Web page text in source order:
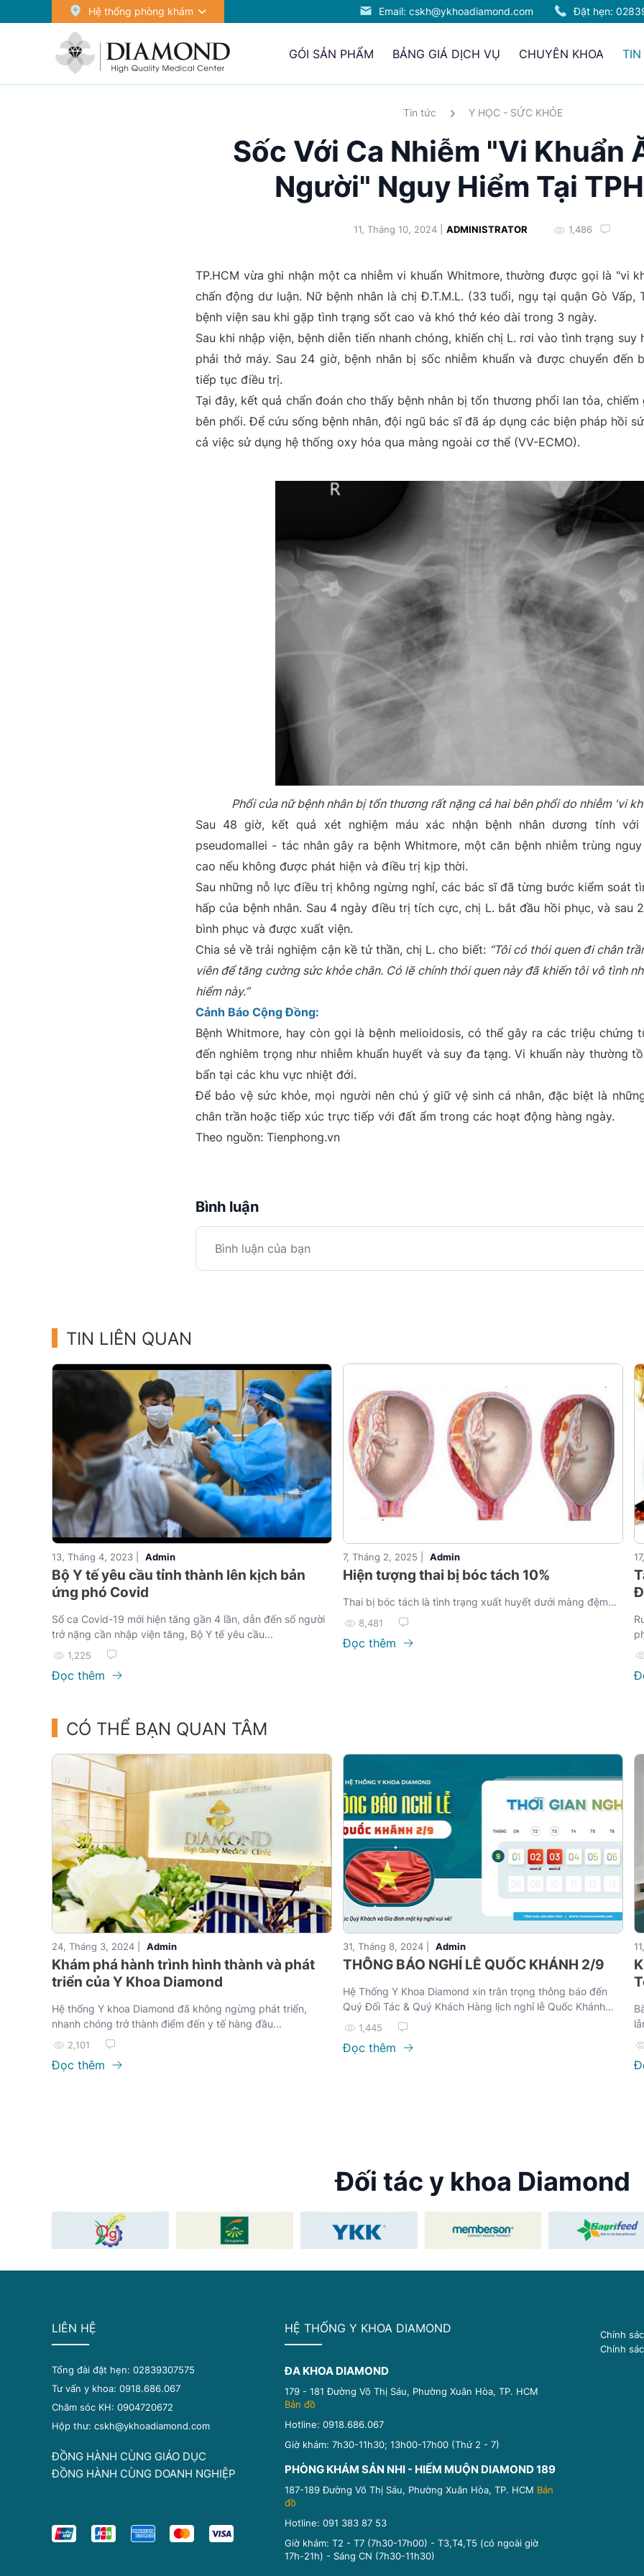
Hệ thống phòng khám Email: cskh@ykhoadiamond.com Đặt hẹn:
GÓI SẢN PHẨM BẢNG GIÁ DỊCH VỤ CHUYÊN KHOA
Tin tức Y HỌC - SỨC KHỎE
Sốc Với Ca Nhiễm "Vi Khuẩn
Người" Nguy Hiểm Tại
11, Tháng 10, 2024 | ADMINISTRATOR 1,486
TP.HCM vừa ghi nhận một ca nhiễm vi khuẩn Whitmore, thường được gọi là "vi
chấn động dư luận. Nữ bệnh nhân là chị Đ.T.M.L. (33 tuổi, ngụ tại quận Gò Vấp,
bệnh viện sau khi gặp tình trạng sốt cao và khó thở kéo dài trong 3 ngày.
Sau khi nhập viện, bệnh diễn tiến nhanh chóng, khiến chị L. rơi vào tình trạng suy
phải thở máy. Sau 24 giờ, bệnh nhân bị sốc nhiễm khuẩn và được chuyển đến
tiếp tục điều trị.
Tại đây, kết quả chẩn đoán cho thấy bệnh nhân bị tổn thương phổi lan tỏa, chiếm
bên phổi. Để cứu sống bệnh nhân, đội ngũ bác sĩ đã áp dụng các biện pháp hồi
cả việc sử dụng hệ thống oxy hóa qua màng ngoài cơ thể (VV-ECMO).
Phổi của nữ bệnh nhân bị tổn thương rất nặng cả hai bên phổi do nhiễm 'vi
Sau 48 giờ, kết quả xét nghiệm máu xác nhận bệnh nhân dương tính với
pseudomallei - tác nhân gây ra bệnh Whitmore, một căn bệnh nhiễm trùng
cao nếu không được phát hiện và điều trị kịp thời.
Sau những nỗ lực điều trị không ngừng nghỉ, các bác sĩ đã từng bước kiểm soát
hấp của bệnh nhân. Sau 4 ngày điều trị tích cực, chị L. bắt đầu hồi phục, và sau
bình phục và được xuất viện.
Chia sẻ về trải nghiệm cận kề tử thần, chị L. cho biết: “Tôi có thói quen đi chân
viên để tăng cường sức khỏe chân. Có lẽ chính thói quen này đã khiến tôi vô tình
hiểm này.”
Cảnh Báo Cộng Đồng:
Bệnh Whitmore, hay còn gọi là bệnh melioidosis, có thể gây ra các triệu chứng
đến nghiêm trọng như nhiễm khuẩn huyết và suy đa tạng. Vi khuẩn này thường
bẩn tại các khu vực nhiệt đới.
Để bảo vệ sức khỏe, mọi người nên chú ý giữ vệ sinh cá nhân, đặc biệt là
chân trần hoặc tiếp xúc trực tiếp với đất ẩm trong các hoạt động hàng ngày.
Theo nguồn: Tienphong.vn
Bình luận
TIN LIÊN QUAN
13, Tháng 4, 2023 | Admin
Bộ Y tế yêu cầu tỉnh thành lên kịch bản
ứng phó Covid
Số ca Covid-19 mới hiện tăng gần 4 lần, dẫn đến số người
trở nặng cần nhập viện tăng, Bộ Y tế yêu cầu...
1,225
Đọc thêm
7, Tháng 2, 2025 | Admin
Hiện tượng thai bị bóc tách 10%
Thai bị bóc tách là tình trạng xuất huyết dưới màng đệm...
8,481
Đọc thêm
CÓ THỂ BẠN QUAN TÂM
24, Tháng 3, 2024 | Admin
Khám phá hành trình hình thành và phát
triển của Y Khoa Diamond
Hệ thống Y khoa Diamond đã không ngừng phát triển,
nhanh chóng trở thành điểm đến y tế hàng đầu...
2,101
Đọc thêm
31, Tháng 8, 2024 | Admin
THÔNG BÁO NGHỈ LỄ QUỐC KHÁNH 2/9
Hệ Thống Y Khoa Diamond xin trân trọng thông báo đến
Quý Đối Tác & Quý Khách Hàng lịch nghỉ lễ Quốc Khánh
2/9 1,445
Đọc thêm
Đối tác y khoa Diamond
LIÊN HỆ
Tổng đài đặt hẹn: 02839307575
Tư vấn y khoa: 0918.686.067
Chăm sóc KH: 0904720672
Hộp thư: cskh@ykhoadiamond.com
ĐỒNG HÀNH CÙNG GIÁO DỤC
ĐỒNG HÀNH CÙNG DOANH NGHIỆP
HỆ THỐNG Y KHOA DIAMOND
ĐA KHOA DIAMOND
179 - 181 Đường Võ Thị Sáu, Phường Xuân Hòa, TP. HCM
Bản đồ
Hotline: 0918.686.067
Giờ khám: 7h30-11h30; 13h00-17h00 (Thứ 2 - 7)
PHÒNG KHÁM SẢN NHI - HIẾM MUỘN DIAMOND 189
187-189 Đường Võ Thị Sáu, Phường Xuân Hòa, TP. HCM Bản
đồ
Hotline: 091 383 87 53
Giờ khám: T2 - T7 (7h30-17h00) - T3,T4,T5 (có ngoài giờ
17h-21h) - Sáng CN (7h30-11h30)
Chính
Chính